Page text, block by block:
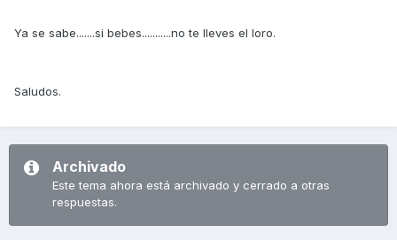
Ya se sabe.......si bebes...........no te lleves el loro.
Saludos.
Archivado
Este tema ahora está archivado y cerrado a otras
respuestas.